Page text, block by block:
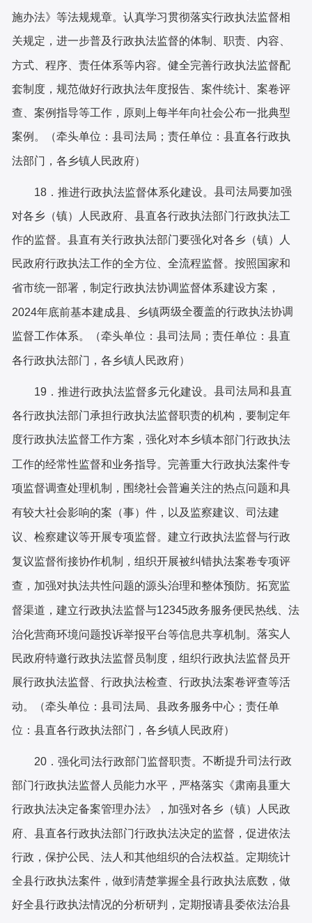
施办法》等法规规章。认真学习贯彻落实行政执法监督相
关规定，进一步普及行政执法监督的体制、职责、内容、
方式、程序、责任体系等内容。健全完善行政执法监督配
套制度，规范做好行政执法年度报告、案件统计、案卷评
查、案例指导等工作，原则上每半年向社会公布一批典型
案例。（牵头单位：县司法局；责任单位：县直各行政执
法部门，各乡镇人民政府）
18．推进行政执法监督体系化建设。县司法局要加强
对各乡（镇）人民政府、县直各行政执法部门行政执法工
作的监督。县直有关行政执法部门要强化对各乡（镇）人
民政府行政执法工作的全方位、全流程监督。按照国家和
省市统一部署，制定行政执法协调监督体系建设方案，
2024年底前基本建成县、乡镇两级全覆盖的行政执法协调
监督工作体系。（牵头单位：县司法局；责任单位：县直
各行政执法部门，各乡镇人民政府）
19．推进行政执法监督多元化建设。县司法局和县直
各行政执法部门承担行政执法监督职责的机构，要制定年
度行政执法监督工作方案，强化对本乡镇本部门行政执法
工作的经常性监督和业务指导。完善重大行政执法案件专
项监督调查处理机制，围绕社会普遍关注的热点问题和具
有较大社会影响的案（事）件，以及监察建议、司法建
议、检察建议等开展专项监督。建立行政执法监督与行政
复议监督衔接协作机制，组织开展被纠错执法案卷专项评
查，加强对执法共性问题的源头治理和整体预防。拓宽监
督渠道，建立行政执法监督与12345政务服务便民热线、法
治化营商环境问题投诉举报平台等信息共享机制。落实人
民政府特邀行政执法监督员制度，组织行政执法监督员开
展行政执法监督、行政执法检查、行政执法案卷评查等活
动。（牵头单位：县司法局、县政务服务中心 ；责任单
位：县直各行政执法部门，各乡镇人民政府）
20．强化司法行政部门监督职责。不断提升司法行政
部门行政执法监督人员能力水平，严格落实《肃南县重大
行政执法决定备案管理办法》，加强对各乡（镇）人民政
府、县直各行政执法部门行政执法决定的监督，促进依法
行政，保护公民、法人和其他组织的合法权益。定期统计
全县行政执法案件，做到清楚掌握全县行政执法底数，做
好全县行政执法情况的分析研判，定期报请县委依法治县